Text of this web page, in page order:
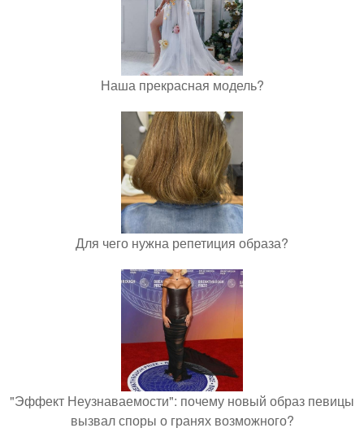
Наша прекрасная модель?
Для чего нужна репетиция образа?
"Эффект Неузнаваемости": почему новый образ певицы
вызвал споры о гранях возможного?